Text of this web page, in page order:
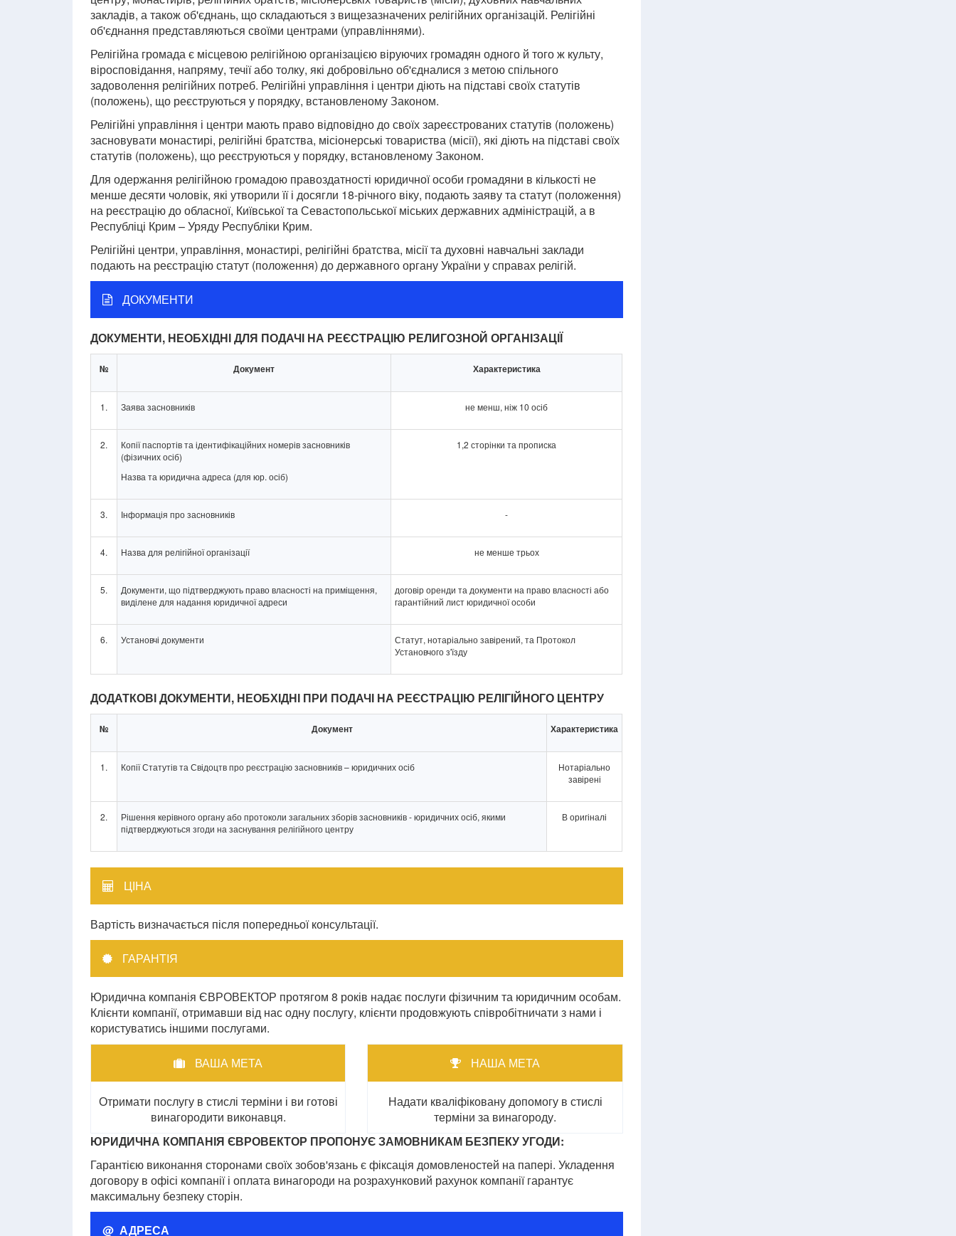
закладів, а також об'єднань, що складаються з вищезазначених релігійних організацій. Релігійні
об'єднання представляються своїми центрами (управліннями).
Релігійна громада є місцевою релігійною організацією віруючих громадян одного й того ж культу,
віросповідання, напряму, течії або толку, які добровільно об'єдналися з метою спільного
задоволення релігійних потреб. Релігійні управління і центри діють на підставі своїх статутів
(положень), що реєструються у порядку, встановленому Законом.
Релігійні управління і центри мають право відповідно до своїх зареєстрованих статутів (положень)
засновувати монастирі, релігійні братства, місіонерські товариства (місії), які діють на підставі своїх
статутів (положень), що реєструються у порядку, встановленому Законом.
Для одержання релігійною громадою правоздатності юридичної особи громадяни в кількості не
менше десяти чоловік, які утворили її і досягли 18-річного віку, подають заяву та статут (положення)
на реєстрацію до обласної, Київської та Севастопольської міських державних адміністрацій, а в
Республіці Крим – Уряду Республіки Крим.
Релігійні центри, управління, монастирі, релігійні братства, місії та духовні навчальні заклади
подають на реєстрацію статут (положення) до державного органу України у справах релігій.
ДОКУМЕНТИ
ДОКУМЕНТИ, НЕОБХІДНІ ДЛЯ ПОДАЧІ НА РЕЄСТРАЦІЮ РЕЛИГОЗНОЙ ОРГАНІЗАЦІЇ
№ Документ Характеристика
1. Заява засновників не менш, ніж 10 осіб
2.
Копії паспортів та ідентифікаційних номерів засновників
(фізичних осіб)
Назва та юридична адреса (для юр. осіб)
1,2 сторінки та прописка
3. Інформація про засновників -
4. Назва для релігійної організації не менше трьох
5.
Документи, що підтверджують право власності на приміщення,
виділене для надання юридичної адреси
договір оренди та документи на право власності або
гарантійний лист юридичної особи
6. Установчі документи
Статут, нотаріально завірений, та Протокол
Установчого з'їзду
ДОДАТКОВІ ДОКУМЕНТИ, НЕОБХІДНІ ПРИ ПОДАЧІ НА РЕЄСТРАЦІЮ РЕЛІГІЙНОГО ЦЕНТРУ
№ Документ Характеристика
1. Копії Статутів та Свідоцтв про реєстрацію засновників – юридичних осіб
Нотаріально
завірені
2.
Рішення керівного органу або протоколи загальних зборів засновників - юридичних осіб, якими
підтверджуються згоди на заснування релігійного центру
В оригіналі
ЦІНА
Вартість визначається після попередньої консультації.
ГАРАНТІЯ
Юридична компанія ЄВРОВЕКТОР протягом 8 років надає послуги фізичним та юридичним особам.
Клієнти компанії, отримавши від нас одну послугу, клієнти продовжують співробітничати з нами і
користуватись іншими послугами.
ВАША МЕТА
Отримати послугу в стислі терміни і ви готові
винагородити виконавця.
НАША МЕТА
Надати кваліфіковану допомогу в стислі
терміни за винагороду.
ЮРИДИЧНА КОМПАНІЯ ЄВРОВЕКТОР ПРОПОНУЄ ЗАМОВНИКАМ БЕЗПЕКУ УГОДИ:
Гарантією виконання сторонами своїх зобов'язань є фіксація домовленостей на папері. Укладення
договору в офісі компанії і оплата винагороди на розрахунковий рахунок компанії гарантує
максимальну безпеку сторін.
@ АДРЕСА